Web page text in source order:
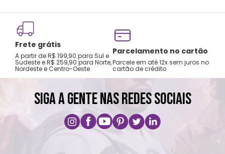
Não é à prova de vazamentos, transportar
apenas na posição vertical.
Lavar com água, esponja macia e sabão
neutro.
Não colocar no micro-ondas ou lava-
Não utilizar produtos químicos ou
abrasivos.
Frete grátis
A partir de R$ 199,90 para Sul e
Sudeste e R$ 259,90 para Norte,
Nordeste e Centro-Oeste
Parcelamento no cartão
Parcele em até 12x sem juros no
cartão de crédito
SIGA A GENTE NAS REDES SOCIAIS